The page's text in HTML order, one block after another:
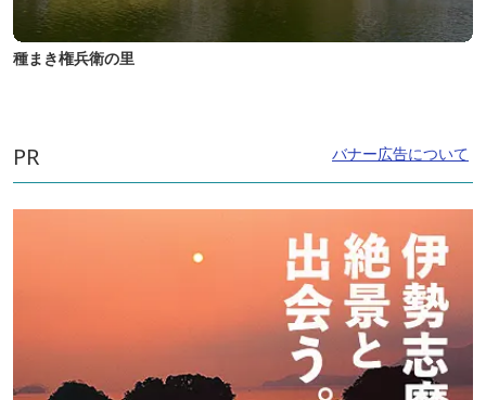
種まき権兵衛の里
PR バナー広告について